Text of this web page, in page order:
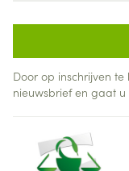
Door op inschrijven te
nieuwsbrief en gaat